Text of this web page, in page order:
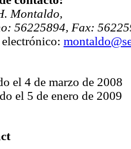
Montaldo,
56225894, Fax:
el 4 de marzo de 2008
el 5 de enero de 2009